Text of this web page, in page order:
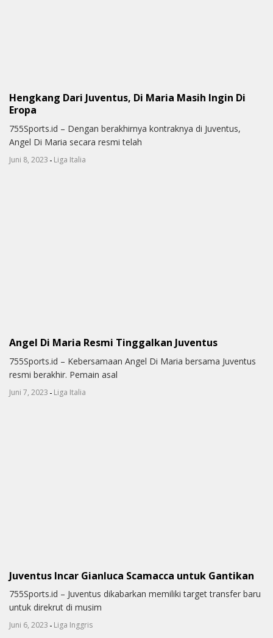
Hengkang Dari Juventus, Di Maria Masih Ingin Di
Eropa
755Sports.id – Dengan berakhirnya kontraknya di Juventus,
Angel Di Maria secara resmi telah
Juni 8, 2023 - Liga Italia
Angel Di Maria Resmi Tinggalkan Juventus
755Sports.id – Kebersamaan Angel Di Maria bersama Juventus
resmi berakhir. Pemain asal
Juni 7, 2023 - Liga Italia
Juventus Incar Gianluca Scamacca untuk Gantikan
755Sports.id – Juventus dikabarkan memiliki target transfer baru
untuk direkrut di musim
Juni 6, 2023 - Liga Inggris